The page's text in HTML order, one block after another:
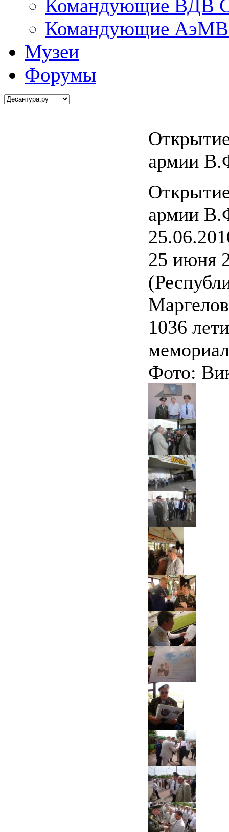
Командующие ВДВ
Командующие АэМВ
Музеи
Форумы
армии
армии
25 июня
1036
Фото: